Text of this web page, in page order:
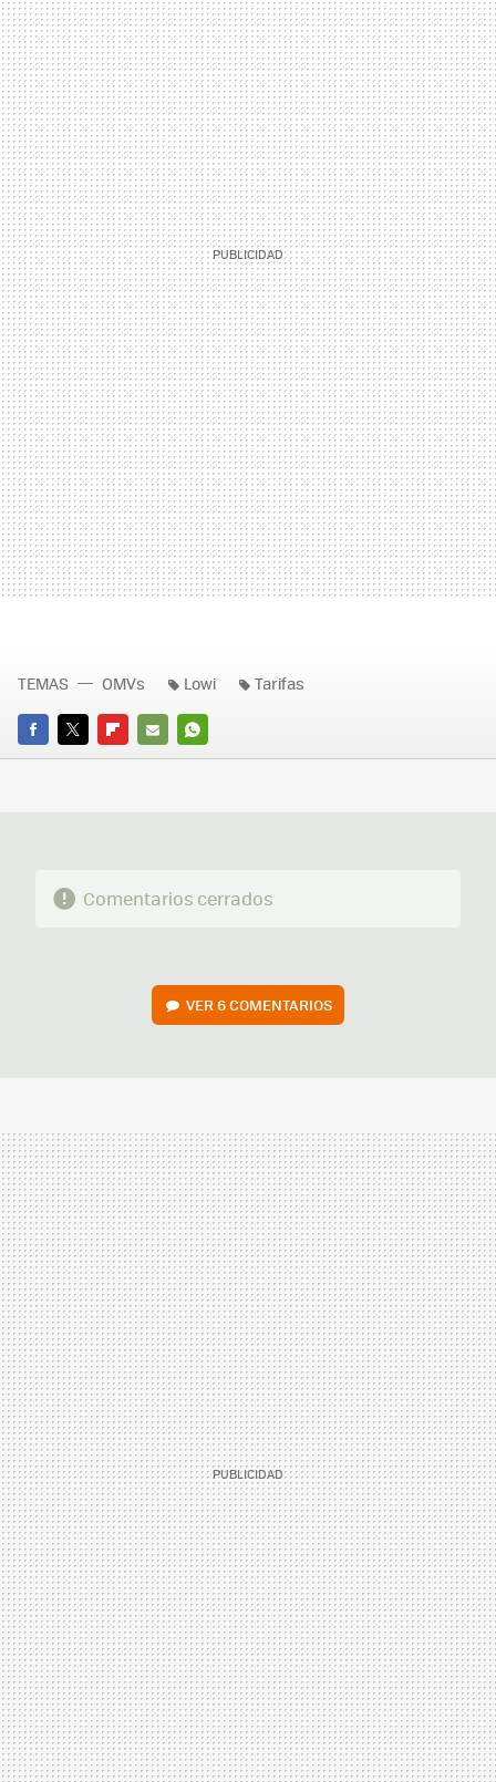
FACEBOOK
TWITTERFLIPBOARD
E-
WHATSAPP
TEMAS OMVs Lowi Tarifas
Comentarios cerrados
VER6 COMENTARIOS